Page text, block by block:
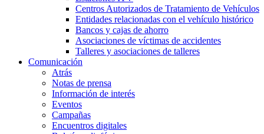
Centros Autorizados de Tratamiento de Vehículos
Entidades relacionadas con el vehículo histórico
Bancos y cajas de ahorro
Asociaciones de víctimas de accidentes
Talleres y asociaciones de talleres
Comunicación
Atrás
Notas de prensa
Información de interés
Eventos
Campañas
Encuentros digitales